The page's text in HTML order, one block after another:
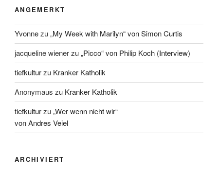
ANGEMERKT
Yvonnezu„My Week with Marilyn“ von Simon Curtis
jacqueline wienerzu„Picco“ von Philip Koch (Interview)
tiefkulturzu Kranker Katholik
Anonymaus zu Kranker Katholik
tiefkulturzu„Wer wenn nicht wir“
von Andres Veiel
ARCHIVIERT